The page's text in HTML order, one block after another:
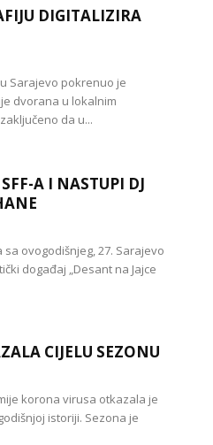
DIGITALIZIRA
Sarajevo pokrenuo je
dvorana u lokalnim
da u...
A I NASTUPI DJ
ovogodišnjeg, 27. Sarajevo
događaj „Desant na Jajce
CIJELU SEZONU
korona virusa otkazala je
istoriji. Sezona je